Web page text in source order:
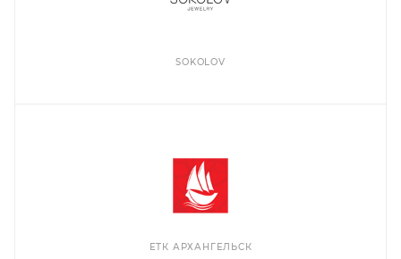
SOKOLOV
ЕТК АРХАНГЕЛЬСК